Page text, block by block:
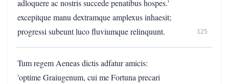
adloquere ac nostris succede penatibus hospes.'
excepitque manu dextramque amplexus inhaesit;
progressi subeunt luco fluviumque relinquunt.
125
Tum regem Aeneas dictis adfatur amicis:
'optime Graiugenum, cui me Fortuna precari